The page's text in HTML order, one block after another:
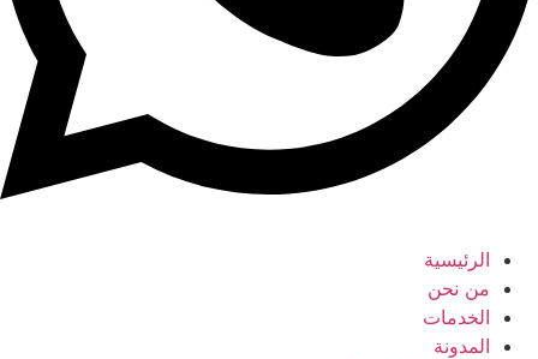
الرئيسية
من نحن
الخدمات
المدونة